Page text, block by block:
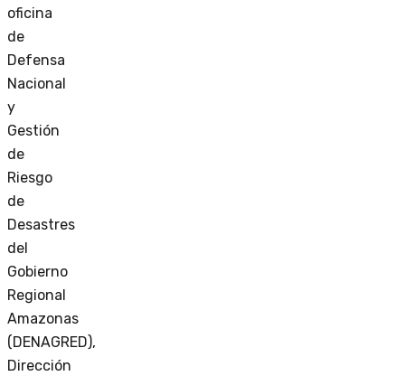
oficina
de
Defensa
Nacional
y
Gestión
de
Riesgo
de
Desastres
del
Gobierno
Regional
Amazonas
(DENAGRED),
Dirección